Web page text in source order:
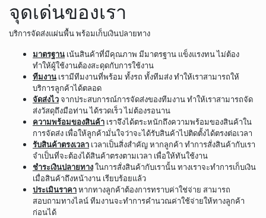
จุดเด่นของเรา
บริการจัดส่งแผ่นพื้น พร้อมเก็บเงินปลายทาง
มาตรฐาน เน้นสินค้าที่มีคุณภาพ มีมาตรฐาน แข็งแรงทน ไม่ต้อง
ทำให้ผู้ใช้งานต้องสะดุดกับการใช้งาน
ทีมงาน เรามีทีมงานที่พร้อม ทั้งรถ ทั้งทีมส่ง ทำให้เราสามารถให้
บริการลูกค้าได้ตลอด
จัดส่งไวจากประสบการณ์การจัดส่งของทีมงาน ทำให้เราสามารถจัด
ส่งวัสดุถึงมือท่าน ได้รวดเร็ว ไม่ต้องรอนาน
ความพร้อมของสินค้า เราจึงได้ตระหนักถึงความพร้อมของสินค้าใน
การจัดส่ง เพื่อให้ลูกค้ามั่นใจว่าจะได้รับสินค้าไปติดตั้งได้ตรงต่อเวลา
รับสินค้าตรงเวลา เวลาเป็นสิ่งสำคัญ หากลูกค้า ทำการสั่งสินค้ากับเรา
จำเป็นที่จะต้องได้สินค้าตรงตามเวลา เพื่อให้ทันใช้งาน
ชำระเงินปลายทางในการสั่งสินค้ากับเรานั้น ทางเราจะทำการเก็บเงิน
เมื่อสินค้าถึงหน้างาน เรียบร้อยแล้ว
ประเมินราคาหากทางลูกค้าต้องการทราบค่าใช่จ่าย สามารถ
สอบถามทางไลน์ ทีมงานจะทำการคำนวณค่าใช้จ่ายให้ทางลูกค้า
ก่อนได้